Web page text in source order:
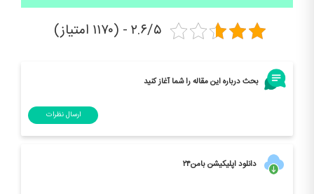
۲.۶/۵ - (۱۱۷۰ امتیاز)
بحث درباره این مقاله را شما آغاز کنید
ارسال نظرات
دانلود اپلیکیشن بامن۲۴